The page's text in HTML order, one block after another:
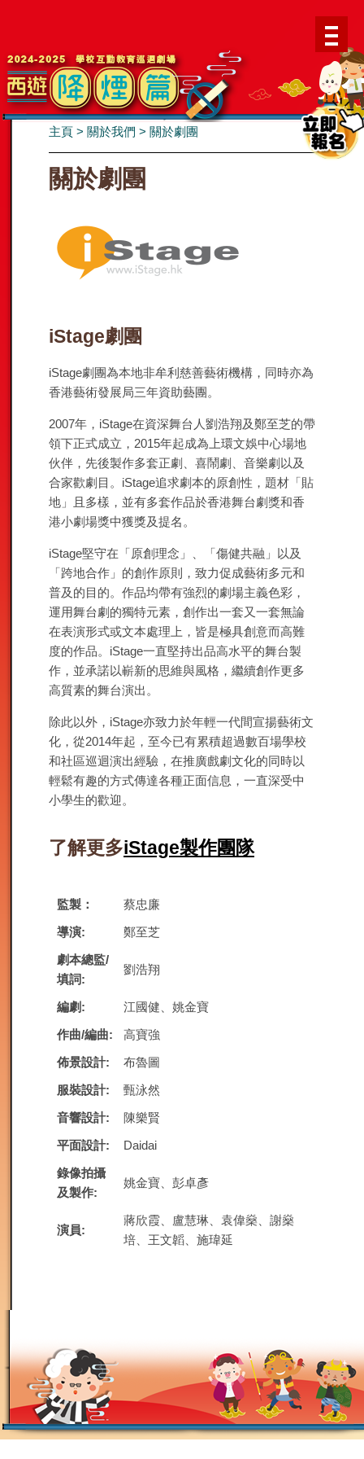
主頁 > 關於我們 > 關於劇團
關於劇團
iStage劇團
iStage劇團為本地非牟利慈善藝術機構，同時亦為
香港藝術發展局三年資助藝團。
2007年，iStage在資深舞台人劉浩翔及鄭至芝的帶
領下正式成立，2015年起成為上環文娛中心場地
伙伴，先後製作多套正劇、喜鬧劇、音樂劇以及
合家歡劇目。iStage追求劇本的原創性，題材「貼
地」且多樣，並有多套作品於香港舞台劇獎和香
港小劇場獎中獲獎及提名。
iStage堅守在「原創理念」、「傷健共融」以及
「跨地合作」的創作原則，致力促成藝術多元和
普及的目的。作品均帶有強烈的劇場主義色彩，
運用舞台劇的獨特元素，創作出一套又一套無論
在表演形式或文本處理上，皆是極具創意而高難
度的作品。iStage一直堅持出品高水平的舞台製
作，並承諾以嶄新的思維與風格，繼續創作更多
高質素的舞台演出。
除此以外，iStage亦致力於年輕一代間宣揚藝術文
化，從2014年起，至今已有累積超過數百場學校
和社區巡迴演出經驗，在推廣戲劇文化的同時以
輕鬆有趣的方式傳達各種正面信息，一直深受中
小學生的歡迎。
了解更多iStage製作團隊
監製：
蔡忠廉
導演:
鄭至芝
劇本總監/
填詞:
劉浩翔
編劇:
江國健、姚金寶
作曲/編曲:
高寶強
佈景設計:
布魯圖
服裝設計:
甄泳然
音響設計:
陳樂賢
平面設計:
Daidai
錄像拍攝
及製作:
姚金寶、彭卓彥
演員:
蔣欣霞、盧慧琳、袁偉燊、謝燊
培、王文韜、施瑋延